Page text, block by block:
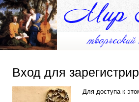
Вход для
Для доступа к